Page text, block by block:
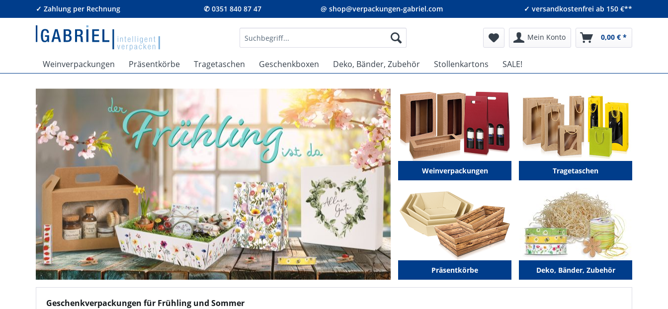
✓ Zahlung per Rechnung ✆ 0351 840 87 47 @ shop@verpackungen-gabriel.com ✓ versandkostenfrei ab 150 €**
Mein Konto 0,00 € *
Weinverpackungen Präsentkörbe Tragetaschen Geschenkboxen Deko, Bänder, Zubehör Stollenkartons SALE!
Geschenkverpackungen für Frühling und Sommer
Weinverpackungen
Präsentkörbe
Tragetaschen
Deko, Bänder, Zubehör